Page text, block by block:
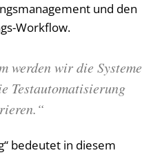
und den
Workflow.
werden wir die Systeme
Testautomatisierung
bedeutet in diesem